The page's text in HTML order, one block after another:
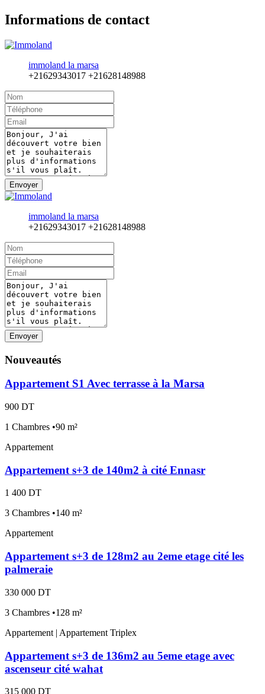
Informations de contact
immoland la marsa
+21629343017 +21628148988
Envoyer
immoland la marsa
+21629343017 +21628148988
Envoyer
Nouveautés
Appartement S1 Avec terrasse à la Marsa
900 DT
1 Chambres •90 m²
Appartement
Appartement s+3 de 140m2 à cité Ennasr
1 400 DT
3 Chambres •140 m²
Appartement
Appartement s+3 de 128m2 au 2eme etage cité les
palmeraie
330 000 DT
3 Chambres •128 m²
Appartement | Appartement Triplex
Appartement s+3 de 136m2 au 5eme etage avec
ascenseur cité wahat
315 000 DT